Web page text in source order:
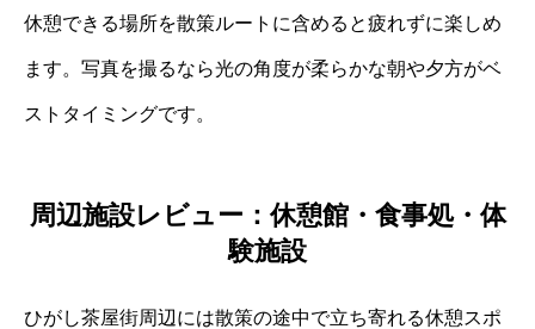
休憩できる場所を散策ルートに含めると疲れずに楽しめ
ます。写真を撮るなら光の角度が柔らかな朝や夕方がベ
ストタイミングです。
周辺施設レビュー：休憩館・食事処・体
験施設
ひがし茶屋街周辺には散策の途中で立ち寄れる休憩スポ